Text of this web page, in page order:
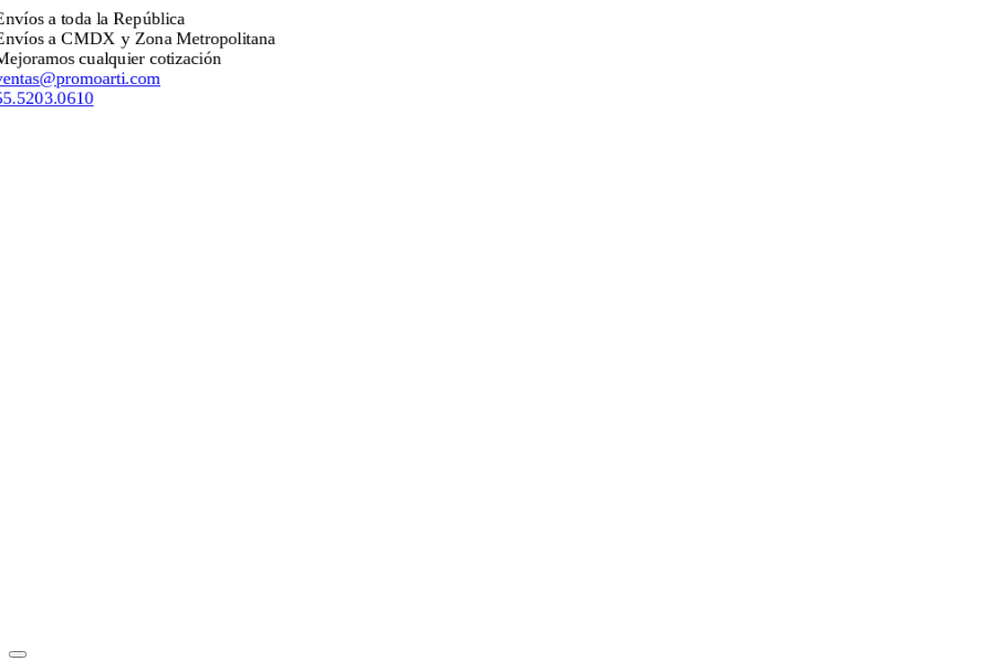
a toda la República
a CMDX y Zona Metropolitana
cualquier cotización